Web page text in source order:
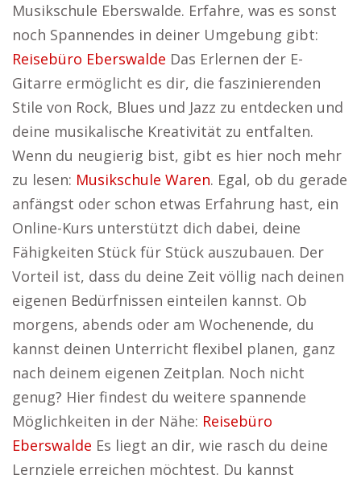
Musikschule Eberswalde. Erfahre, was es sonst
noch Spannendes in deiner Umgebung gibt:
Reisebüro Eberswalde Das Erlernen der E-
Gitarre ermöglicht es dir, die faszinierenden
Stile von Rock, Blues und Jazz zu entdecken und
deine musikalische Kreativität zu entfalten.
Wenn du neugierig bist, gibt es hier noch mehr
zu lesen: Musikschule Waren. Egal, ob du gerade
anfängst oder schon etwas Erfahrung hast, ein
Online-Kurs unterstützt dich dabei, deine
Fähigkeiten Stück für Stück auszubauen. Der
Vorteil ist, dass du deine Zeit völlig nach deinen
eigenen Bedürfnissen einteilen kannst. Ob
morgens, abends oder am Wochenende, du
kannst deinen Unterricht flexibel planen, ganz
nach deinem eigenen Zeitplan. Noch nicht
genug? Hier findest du weitere spannende
Möglichkeiten in der Nähe: Reisebüro
Eberswalde Es liegt an dir, wie rasch du deine
Lernziele erreichen möchtest. Du kannst